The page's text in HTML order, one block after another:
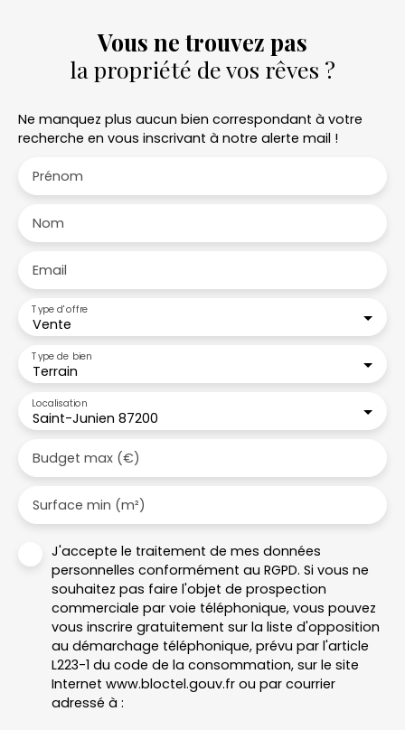
Vous ne trouvez pas
la propriété de vos rêves ?
Ne manquez plus aucun bien correspondant à votre
recherche en vous inscrivant à notre alerte mail !
Prénom
Nom
Email
Vente
Type d'offre
Terrain
Type de bien
Saint-Junien 87200
Localisation
Budget max (€)
Surface min (m²)
J'accepte le traitement de mes données
personnelles conformément au RGPD. Si vous ne
souhaitez pas faire l'objet de prospection
commerciale par voie téléphonique, vous pouvez
vous inscrire gratuitement sur la liste d'opposition
au démarchage téléphonique, prévu par l'article
L223-1 du code de la consommation, sur le site
Internet www.bloctel.gouv.fr ou par courrier
adressé à :